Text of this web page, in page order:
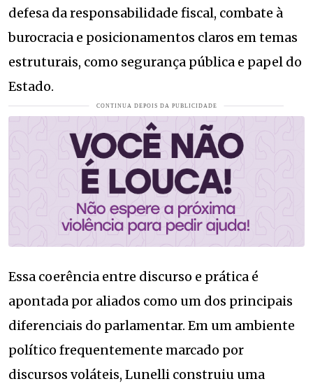
defesa da responsabilidade fiscal, combate à
burocracia e posicionamentos claros em temas
estruturais, como segurança pública e papel do
Estado.
Essa coerência entre discurso e prática é
apontada por aliados como um dos principais
diferenciais do parlamentar. Em um ambiente
político frequentemente marcado por
discursos voláteis, Lunelli construiu uma